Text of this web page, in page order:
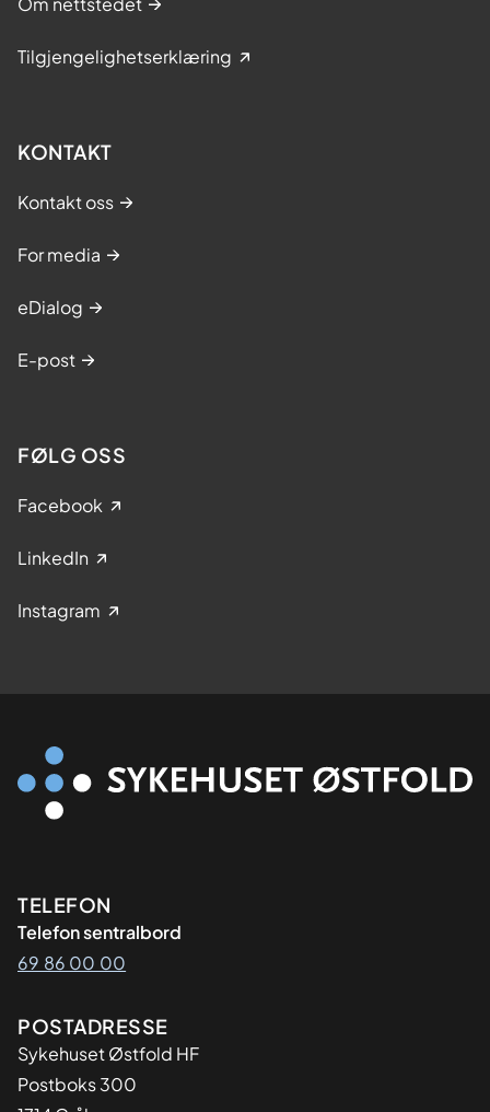
Tilgjengelighetserklæring
KONTAKT
Kontakt oss
For media
eDialog
E-post
FØLG OSS
Facebook
LinkedIn
Instagram
Kontaktinformasjon
TELEFON
Telefon sentralbord
69 86 00 00
Adresse
POSTADRESSE
Sykehuset Østfold HF
Postboks 300